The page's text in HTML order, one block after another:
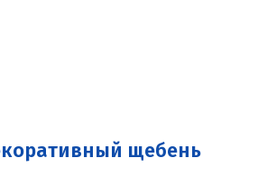
щебень